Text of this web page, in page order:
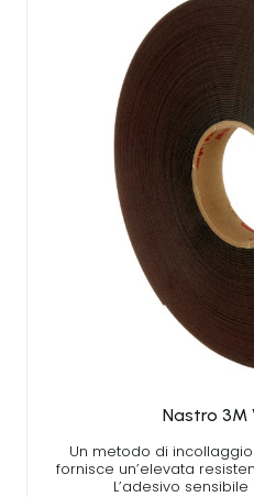
Nastro 3M
Un metodo di
fornisce un’elevata
L’adesivo